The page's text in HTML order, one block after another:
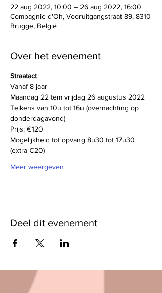
22 aug 2022, 10:00 – 26 aug 2022, 16:00
Compagnie d'Oh, Vooruitgangstraat 89, 8310
Brugge, België
Over het evenement
Straatact
Vanaf 8 jaar
Maandag 22 tem vrijdag 26 augustus 2022
Telkens van 10u tot 16u (overnachting op
donderdagavond)
Prijs: €120
Mogelijkheid tot opvang 8u30 tot 17u30
(extra €20)
Meer weergeven
Deel dit evenement